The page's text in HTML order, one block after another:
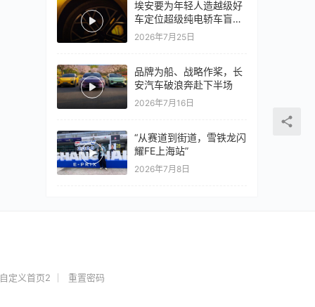
埃安要为年轻人造越级好
车定位超级纯电轿车盲猜
18万以上
2026年7月25日
品牌为船、战略作桨，长
安汽车破浪奔赴下半场
2026年7月16日
“从赛道到街道，雪铁龙闪
耀FE上海站”
2026年7月8日
自定义首页2
重置密码